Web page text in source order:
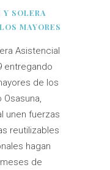
SOLERA
MAYORES
Asistencial
entregando
de los
unen fuerzas
reutilizables
hagan
de